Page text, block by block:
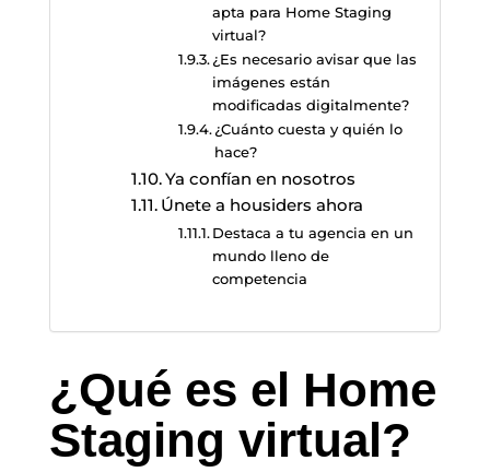
apta para Home Staging
virtual?
¿Es necesario avisar que las
imágenes están
modificadas digitalmente?
¿Cuánto cuesta y quién lo
hace?
Ya confían en nosotros
Únete a housiders ahora
Destaca a tu agencia en un
mundo lleno de
competencia
¿Qué es el Home
Staging virtual?